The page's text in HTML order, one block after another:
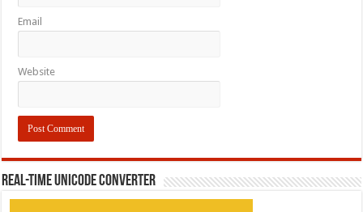
Email
Website
REAL-TIME UNICODE CONVERTER